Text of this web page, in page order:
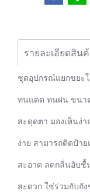
รายละเอียดสิน
ชุดอุปกรณ์แยกขยะ
ทนแดด ทนฝน ขนา
สะดุดตา มองเห็นง่
ง่าย สามารถติดป้าย
สะอาด ลดกลิ่นอับชื้
สะดวก ใช่ร่วมกับถั